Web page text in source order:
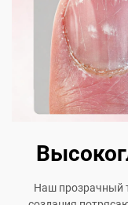
Наш прозрачный